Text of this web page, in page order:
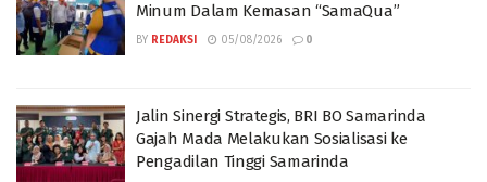
Minum Dalam Kemasan “SamaQua”
BY REDAKSI 05/08/2026 0
Jalin Sinergi Strategis, BRI BO Samarinda
Gajah Mada Melakukan Sosialisasi ke
Pengadilan Tinggi Samarinda